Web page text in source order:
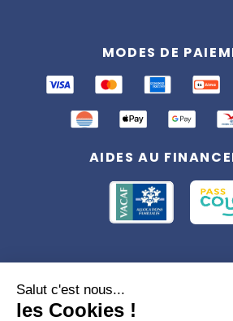
MODES DE
AIDES AU
Conformément à la réglementation
personnelles, vous disposez d'un droit
d'effacement, du droit à la limitation du
Salut c'est nous...
les Cookies !